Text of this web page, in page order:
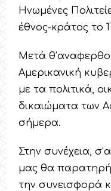
Ηνωμένες
έθνος-κράτος το
Μετά
Αμερικανική
με τα πολιτικά,
δικαιώματα των
σήμερα.
Στην συνέχεια,
μας θα
την συνεισφορά